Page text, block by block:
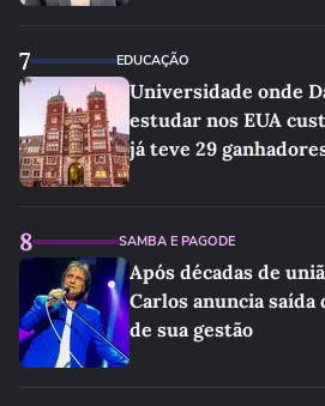
7 EDUCAÇÃO
Universidade onde
estudar nos EUA
já teve 29
8 SAMBA E PAGODE
Após décadas de
Carlos anuncia
de sua gestão